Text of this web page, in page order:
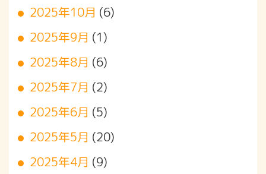
2025年10月 (6)
2025年9月 (1)
2025年8月 (6)
2025年7月 (2)
2025年6月 (5)
2025年5月 (20)
2025年4月 (9)